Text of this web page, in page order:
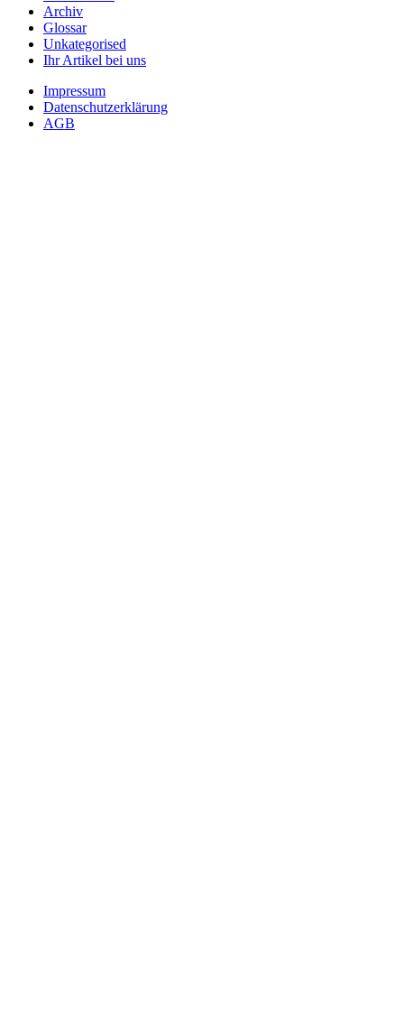
Archiv
Glossar
Unkategorised
Ihr Artikel bei uns
Impressum
Datenschutzerklärung
AGB